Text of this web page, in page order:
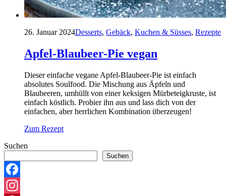
26. Januar 2024Desserts, Gebäck, Kuchen & Süsses, Rezepte
Apfel-Blaubeer-Pie vegan
Dieser einfache vegane Apfel-Blaubeer-Pie ist einfach
absolutes Soulfood. Die Mischung aus Äpfeln und
Blaubeeren, umhüllt von einer keksigen Mürbeteigkruste, ist
einfach köstlich. Probier ihn aus und lass dich von der
einfachen, aber herrlichen Kombination überzeugen!
Zum Rezept
Suchen
Suchen
Facebook